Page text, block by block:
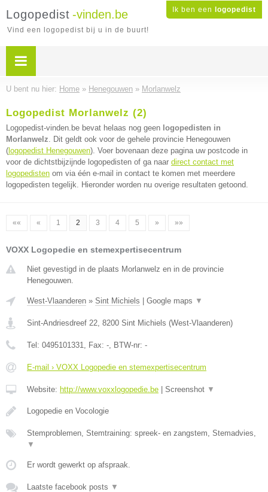
Ik ben een logopedist
Logopedist -vinden.be
Vind een logopedist bij u in de buurt!
U bent nu hier: Home » Henegouwen » Morlanwelz
Logopedist Morlanwelz (2)
Logopedist-vinden.be bevat helaas nog geen logopedisten in
Morlanwelz. Dit geldt ook voor de gehele provincie Henegouwen
( logopedist Henegouwen). Voer bovenaan deze pagina uw postcode in
voor de dichtstbijzijnde logopedisten of ga naar direct contact met
logopedisten om via één e-mail in contact te komen met meerdere
logopedisten tegelijk. Hieronder worden nu overige resultaten getoond.
«« « 1 2 3 4 5 » »»
VOXX Logopedie en stemexpertisecentrum
Niet gevestigd in de plaats Morlanwelz en in de provincie
Henegouwen.
West-Vlaanderen » Sint Michiels Google maps ▼
Sint-Andriesdreef 22, 8200 Sint Michiels (West-Vlaanderen)
Tel: 0495101331, Fax: -, BTW-nr: -
E-mail › VOXX Logopedie en stemexpertisecentrum
Website: http://www.voxxlogopedie.be Screenshot ▼
Logopedie en Vocologie
Stemproblemen, Stemtraining: spreek- en zangstem, Stemadvies,
▼
Er wordt gewerkt op afspraak.
Laatste facebook posts ▼